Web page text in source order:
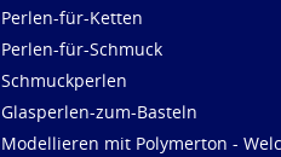
Perlen-für-Ketten
Perlen-für-Schmuck
Schmuckperlen
Glasperlen-zum-Basteln
Modellieren mit Polymerton -